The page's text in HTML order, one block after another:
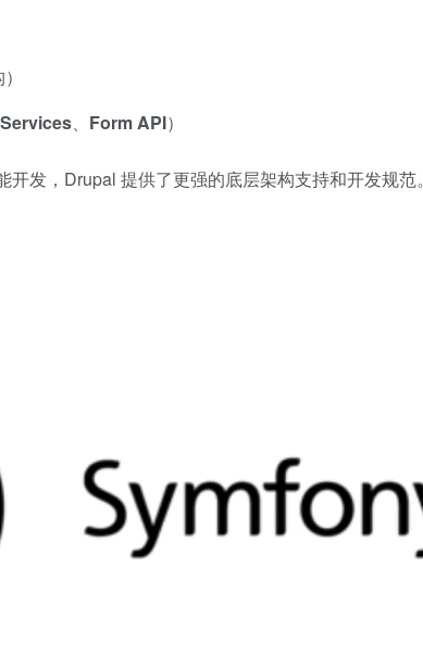
Services、 Form API）
发，Drupal 提供了更强的底层架构支持和开发规范。